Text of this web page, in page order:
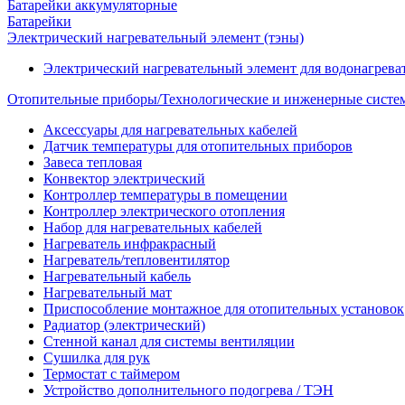
Батарейки аккумуляторные
Батарейки
Электрический нагревательный элемент (тэны)
Электрический нагревательный элемент для
Отопительные приборы/Технологические и инженерные
Аксессуары для нагревательных кабелей
Датчик температуры для отопительных приборов
Завеса тепловая
Конвектор электрический
Контроллер температуры в помещении
Контроллер электрического отопления
Набор для нагревательных кабелей
Нагреватель инфракрасный
Нагреватель/тепловентилятор
Нагревательный кабель
Нагревательный мат
Приспособление монтажное для отопительных установок
Радиатор (электрический)
Стенной канал для системы вентиляции
Сушилка для рук
Термостат с таймером
Устройство дополнительного подогрева / ТЭН